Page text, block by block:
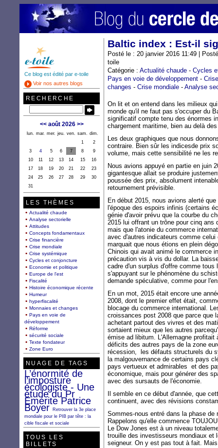
Baltic index : Est-il
Posté le : 20 janvier 2016 11:49 |
toile
Catégorie : Actualité chaude - Cycles
Pays en voie de développement -
changes - Crise mondiale - Analyse
On lit et on entend dans les milieux
monde qu'il ne faut pas s'occuper du
significatif compte tenu des énormes
chargement maritime, bien au delà
Les deux graphiques que nous
contraire. Bien sûr les indicesde prix
volume, mais cette sensibilité ne les
Nous avions appuyé en partie en juin
gigantesque allait se produire
poussée des prix, absolument
retournement prévisible.
En début 2015, nous avions alerté
l'époque des espoirs infinis (certains
génie d'avoir prévu que la courbe du
2015 lui offrant un trône pour cinq
mais que l'atonie du commerce
avec d'autres indicateurs comme
marquait que nous étions en plein
Chinois qui avait animé le commerce
précaution vis à vis du dollar. La
cadre d'un surplus d'offre comme
s'appuyant sur le phénomène du
demande spéculative, comme pour
En un mot, 2015 était encore une
2008, dont le premier effet était,
blocage du commerce international.
croissances post 2008 que parce que
achetant partout des vivres et des
sortaient mieux que les autres
émise ad libitum. L'Allemagne
déficits des autres pays de la zone
récession, les défauts structurels du
la malgouvernance de certains pays
pays vertueux et admirables et des
économique, mais pour générer des
avec des sursauts de l'économie.
Il semble en ce début d'année, que
continuent, avec des révisions
Sommes-nous entré dans la phase
Rappelons qu'elle commence
Le Dow Jones est à un niveau
trouille des investisseurs mondiaux et
seigneur. On y est pas tout à fait.
Ce blog est édité par e-toile
Voir nos autres blogs
RECHERCHE
<< août 2026 >>
lun. mar. mer. jeu. ven. sam.
dim.
1
2
3
4 5 6 7 8
9
10
11 12 13 14 15
16
17
18 19 20 21 22
23
24
25 26 27 28 29
30
31
LES THÈMES
Actualité chaude
Analyse sectorielle
Attitudes
Concepts fondamentaux
Crise financière
Crise mondiale
Crise systémique
Cycles et conjoncture
Economie et politique
Europe de l'est
Fiscalité
Histoire économique récente
Humeur
hyperfiscalité
Monnaies et changes
Pays en voie de
développement
Réforme
sécurité sociale
Texte fondateur
Zone Euro
NUAGE DE TAGS
L’énormité de
l’imposture
écologiste - Une
étude du Pr
Emérite Patrice
BoyerRetrouver la 3e place
mondiale pour le PIB par tête : la
cible fiscale et sociale
TOUS LES
BILLETS